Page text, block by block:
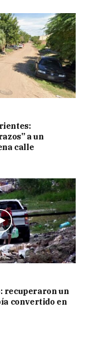
a un
calle
recuperaron un
convertido en